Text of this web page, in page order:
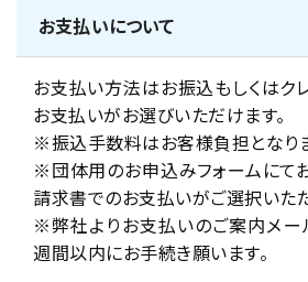
お支払いについて
お支払い方法はお振込もしくはク
お支払いがお選びいただけます。
※振込手数料はお客様負担となり
※団体用のお申込みフォームにて
請求書でのお支払いがご選択いた
※弊社よりお支払いのご案内メー
週間以内にお手続き願います。